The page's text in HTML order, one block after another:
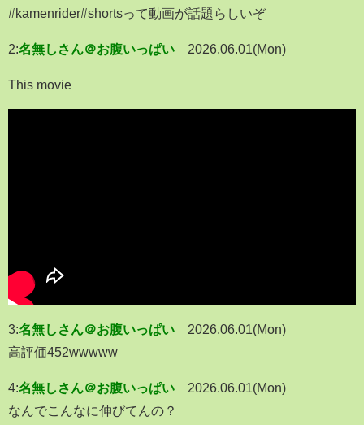
#kamenrider#shortsって動画が話題らしいぞ
2:名無しさん＠お腹いっぱい 2026.06.01(Mon)
This movie
3:名無しさん＠お腹いっぱい
2026.06.01(Mon)
高評価452wwwww
4:名無しさん＠お腹いっぱい
2026.06.01(Mon)
なんでこんなに伸びてんの？